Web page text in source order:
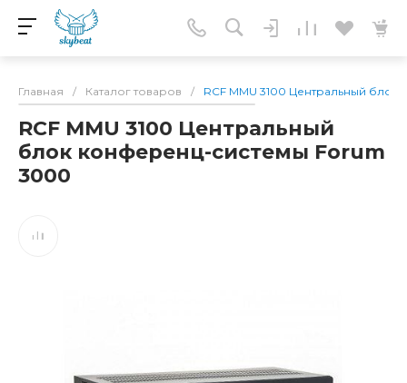
Главная / Каталог товаров / RCF MMU 3100 Центральный
RCF MMU 3100 Центральный
блок конференц-системы Forum
3000